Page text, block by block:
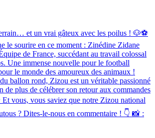
et un vrai gâteux avec les poilus ! 🐶⚽️
le sourire en ce moment : Zinédine Zidane
de France, succédant au travail colossal
Une immense nouvelle pour le football
le monde des amoureux des animaux !
ballon rond, Zizou est un véritable passionné
de plus de célébrer son retour aux commandes
vous, vous saviez que notre Zizou national
? Dites-le-nous en commentaire ! 👇 📸 :